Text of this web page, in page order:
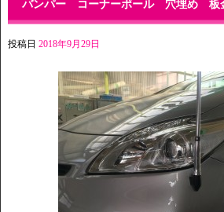
バンパー コーナーポール 穴埋め
投稿日 2018年9月29日